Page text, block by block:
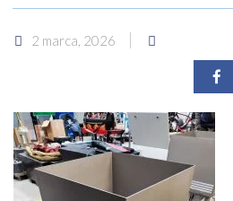
2 marca, 2026